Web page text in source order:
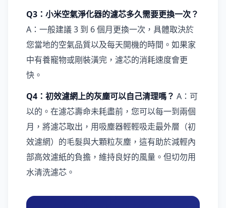
Q3：小米空氣淨化器的濾芯多久需要更換一次？
A：一般建議 3 到 6 個月更換一次，具體取決於
您當地的空氣品質以及每天開機的時間。如果家
中有養寵物或剛裝潢完，濾芯的消耗速度會更
快。
Q4：初效濾網上的灰塵可以自己清理嗎？ A：可
以的。在濾芯壽命未耗盡前，您可以每一到兩個
月，將濾芯取出，用吸塵器輕輕吸走最外層（初
效濾網）的毛髮與大顆粒灰塵，這有助於減輕內
部高效濾紙的負擔，維持良好的風量。但切勿用
水清洗濾芯。